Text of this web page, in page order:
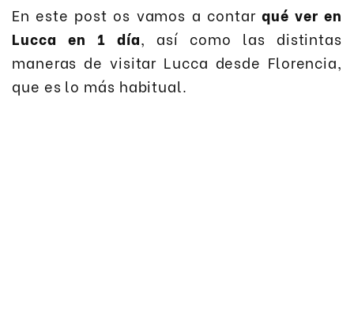
En este post os vamos a contar qué ver en
Lucca en 1 día, así como las distintas
maneras de visitar Lucca desde Florencia,
que es lo más habitual.